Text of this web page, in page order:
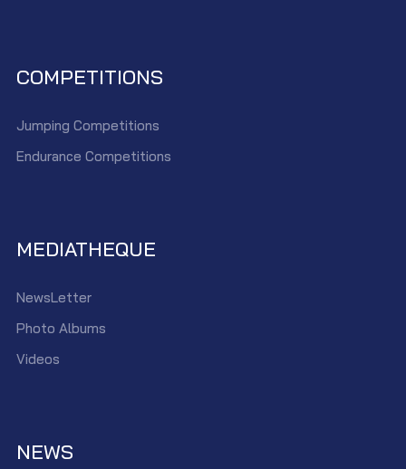
COMPETITIONS
Jumping Competitions
Endurance Competitions
MEDIATHEQUE
NewsLetter
Photo Albums
Videos
NEWS